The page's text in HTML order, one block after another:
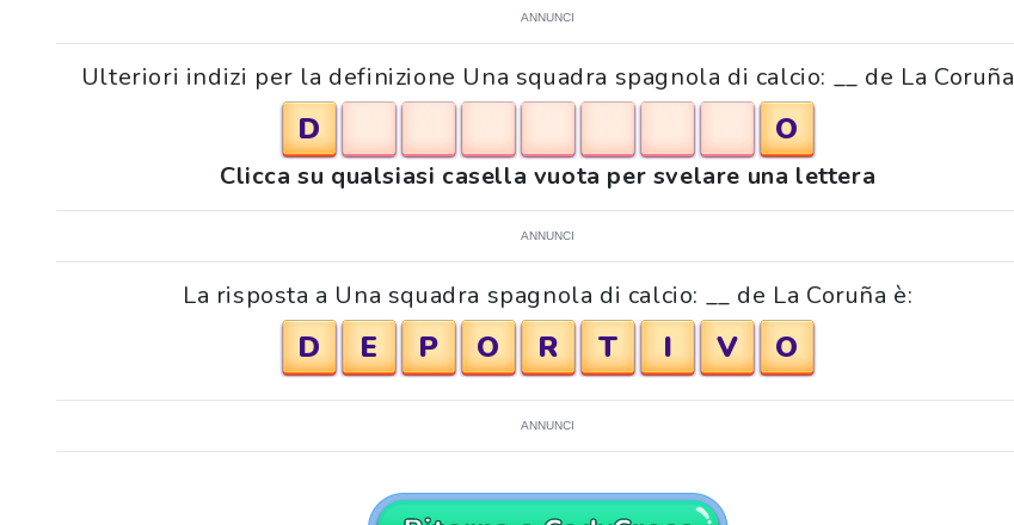
ANNUNCI
Ulteriori indizi per la definizione Una squadra spagnola di calcio: __ de La Coruña
D O
Clicca su qualsiasi casella vuota per svelare una lettera
ANNUNCI
La risposta a Una squadra spagnola di calcio: __ de La Coruña è:
D E P O R T I V O
ANNUNCI